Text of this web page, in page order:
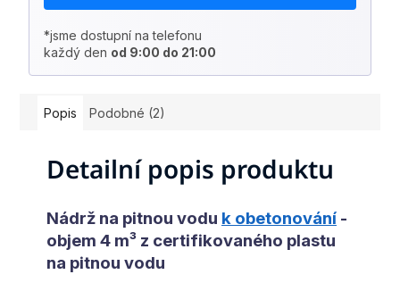
*jsme dostupní na telefonu
každý den od 9:00 do 21:00
Popis Podobné (2)
Detailní popis produktu
Nádrž na pitnou vodu k obetonování -
objem 4 m³ z certifikovaného plastu
na pitnou vodu